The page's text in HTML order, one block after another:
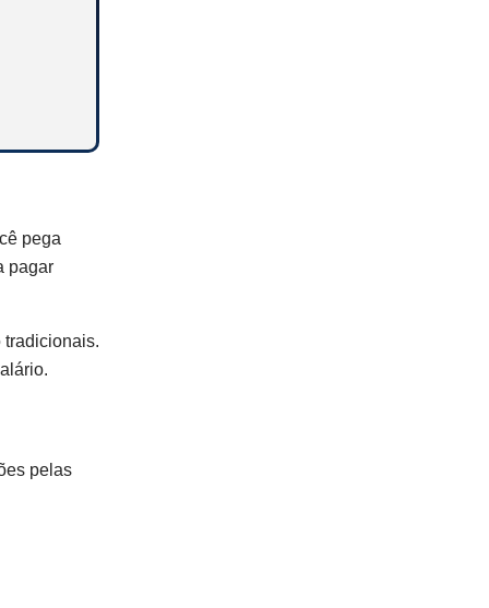
pega
pagar
tradicionais.
pelas